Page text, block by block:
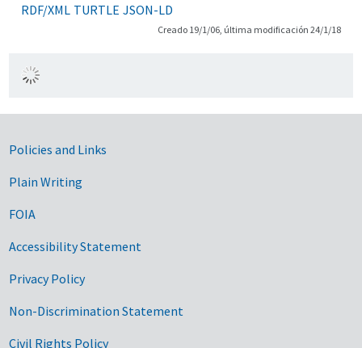
RDF/XML TURTLE JSON-LD
Creado 19/1/06, última modificación 24/1/18
Government Links
Policies and Links
Plain Writing
FOIA
Accessibility Statement
Privacy Policy
Non-Discrimination Statement
Civil Rights Policy